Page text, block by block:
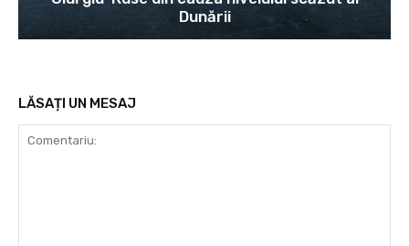
Dunării
LĂSAȚI UN MESAJ